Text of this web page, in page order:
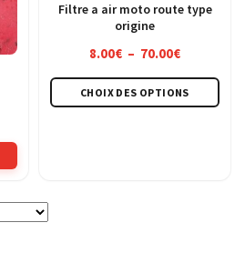
Filtre a air moto route type
origine
8.00€ – 70.00€Plage
de
prix :
CHOIX DES OPTIONS
Ce